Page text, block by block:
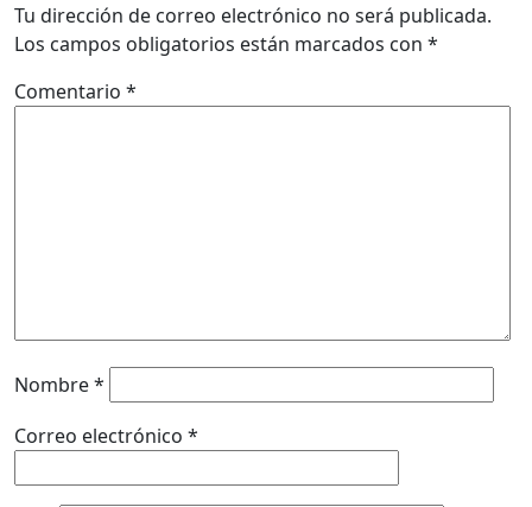
Tu dirección de correo electrónico no será publicada.
Los campos obligatorios están marcados con *
Comentario *
Nombre*
Correo electrónico *